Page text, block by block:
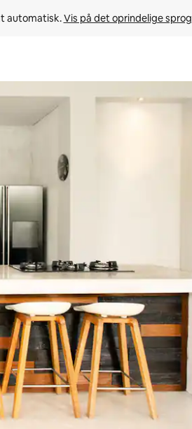
automatisk. Vis på det oprindelige sprog
se mere ved at trykke eller stryge.